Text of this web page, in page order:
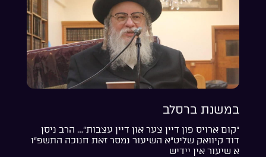
במשנת ברסלב
“קום ארויס פון דיין צער און דיין עצבות”… הרב ניסן
דוד קיוואק שליט”א השיעור נמסר זאת חנוכה התשפ”ו
א שיעור אין יידיש